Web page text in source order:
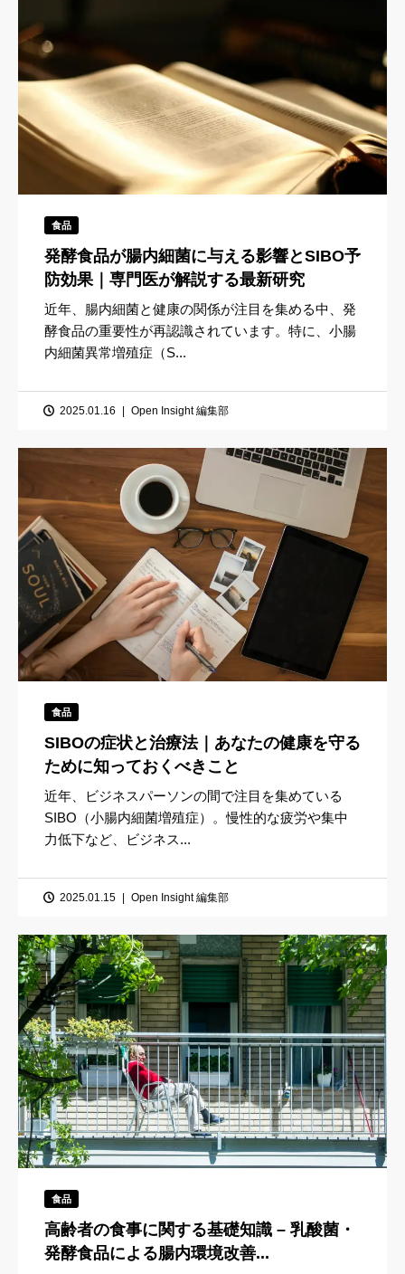
食品
発酵食品が腸内細菌に与える影響とSIBO予
防効果｜専門医が解説する最新研究
近年、腸内細菌と健康の関係が注目を集める中、発
酵食品の重要性が再認識されています。特に、小腸
内細菌異常増殖症（S...
2025.01.16 Open Insight 編集部
食品
SIBOの症状と治療法｜あなたの健康を守る
ために知っておくべきこと
近年、ビジネスパーソンの間で注目を集めている
SIBO（小腸内細菌増殖症）。慢性的な疲労や集中
力低下など、ビジネス...
2025.01.15 Open Insight 編集部
食品
高齢者の食事に関する基礎知識 – 乳酸菌・
発酵食品による腸内環境改善...